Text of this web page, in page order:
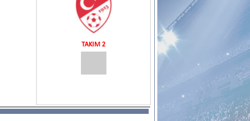
TAKIM 2